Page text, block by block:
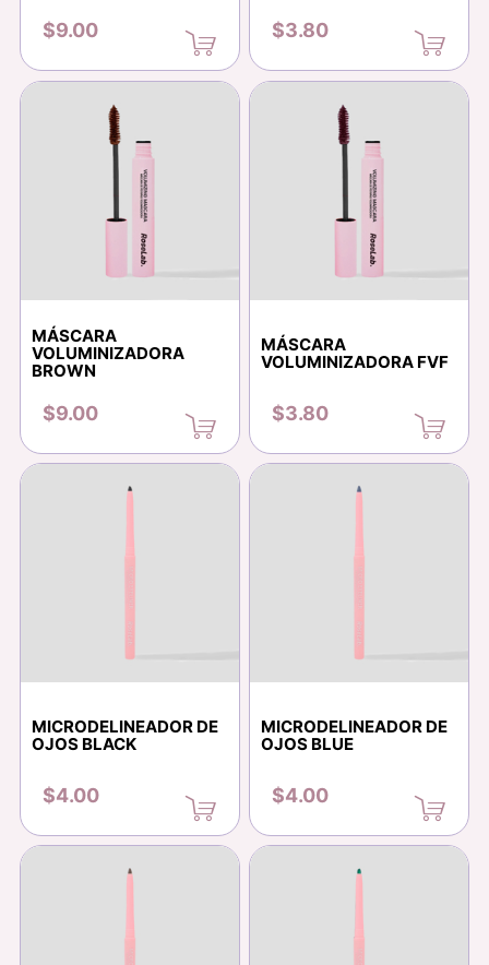
$9.00 $3.80
MÁSCARA
VOLUMINIZADORA
BROWN
$9.00
MÁSCARA
VOLUMINIZADORA FVF
$3.80
MICRODELINEADOR DE
OJOS BLACK
$4.00
MICRODELINEADOR DE
OJOS BLUE
$4.00